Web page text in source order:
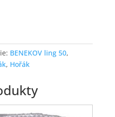
BENEKOV ling 50,
, Hořák